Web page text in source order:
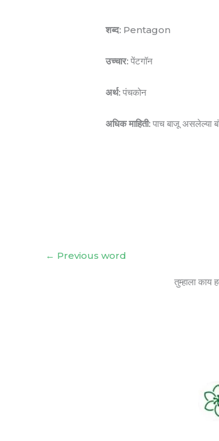
शब्द: Pentagon
उच्चार: पेंटगॉन
अर्थ: पंचकोन
अधिक माहिती: पाच बाजू असलेल्या
← Previous word
तुम्हाला काय